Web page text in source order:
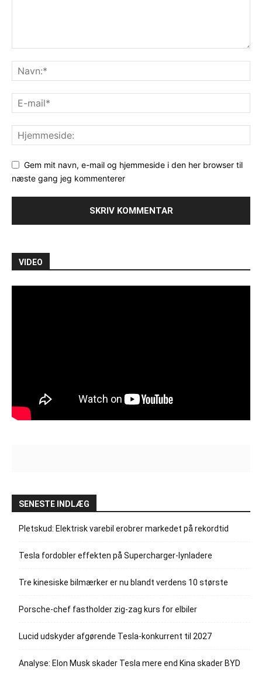
Gem mit navn, e-mail og hjemmeside i den her browser til
næste gang jeg kommenterer
VIDEO
SENESTE INDLÆG
Pletskud: Elektrisk varebil erobrer markedet på rekordtid
Tesla fordobler effekten på Supercharger-lynladere
Tre kinesiske bilmærker er nu blandt verdens 10 største
Porsche-chef fastholder zig-zag kurs for elbiler
Lucid udskyder afgørende Tesla-konkurrent til 2027
Analyse: Elon Musk skader Tesla mere end Kina skader BYD